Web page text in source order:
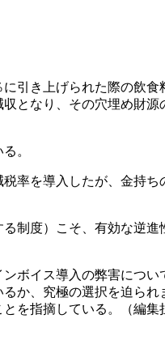
引き上げられた際の飲
となり、その穴埋め財源
。
率を導入したが、金持
制度）こそ、有効な逆進
ボイス導入の弊害につい
か、究極の選択を迫ら
を指摘している。（編集